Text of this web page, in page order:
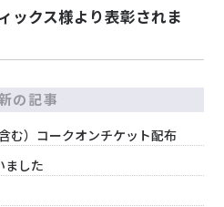
ックス様より表彰されま
の記事
む）コークオンチケット配布
ました